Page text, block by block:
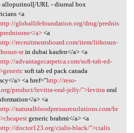
URL - diurnal box
<a
globallifefoundation.org/drug/prednis
a><a
recruitmentsboard.com/item/lithosun-
srin dubai kaufen</a> <a
advantagecarpetca.com/soft-tab-ed-
soft tab ed pack canada
a> <a href="http://reso-
product/levitra-oral-jelly/">levitraoral
a> <a
naturalbloodpressuresolutions.com/br
generic brahmi</a> <a
doctor123.org/cialis-black/">cialis